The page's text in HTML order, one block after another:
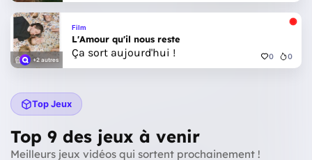
+2 autres
Film
L'Amour qu'il nous reste
Ça sort aujourd'hui ! 0 0
Top Jeux
Top 9 des jeux à venir
Meilleurs jeux vidéos qui sortent prochainement !